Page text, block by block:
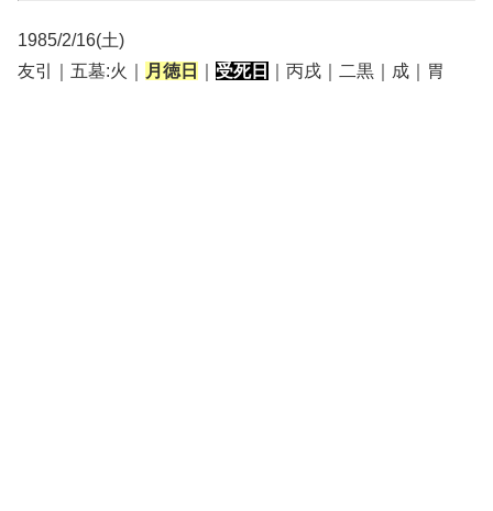
1985/2/16(土)
友引｜五墓:火｜
月徳日 受死日 ｜丙戌｜二黒｜成｜胃